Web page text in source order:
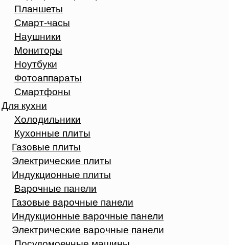
Планшеты
Смарт-часы
Наушники
Мониторы
Ноутбуки
Фотоаппараты
Смартфоны
Для кухни
Холодильники
Кухонные плиты
Газовые плиты
Электрические плиты
Индукционные плиты
Варочные панели
Газовые варочные панели
Индукционные варочные панели
Электрические варочные панели